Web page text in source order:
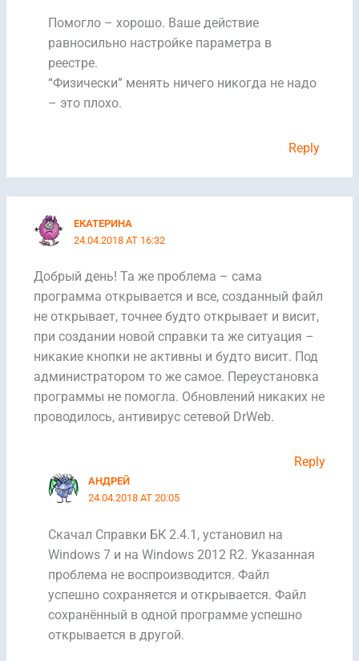
Помогло – хорошо. Ваше действие
равносильно настройке параметра в
реестре.
“Физически” менять ничего никогда не надо
– это плохо.
Reply
ЕКАТЕРИНА
24.04.2018 AT 16:32
Добрый день! Та же проблема – сама
программа открывается и все, созданный файл
не открывает, точнее будто открывает и висит,
при создании новой справки та же ситуация –
никакие кнопки не активны и будто висит. Под
администратором то же самое. Переустановка
программы не помогла. Обновлений никаких не
проводилось, антивирус сетевой DrWeb.
Reply
АНДРЕЙ
24.04.2018 AT 20:05
Скачал Справки БК 2.4.1, установил на
Windows 7 и на Windows 2012 R2. Указанная
проблема не воспроизводится. Файл
успешно сохраняется и открывается. Файл
сохранённый в одной программе успешно
открывается в другой.